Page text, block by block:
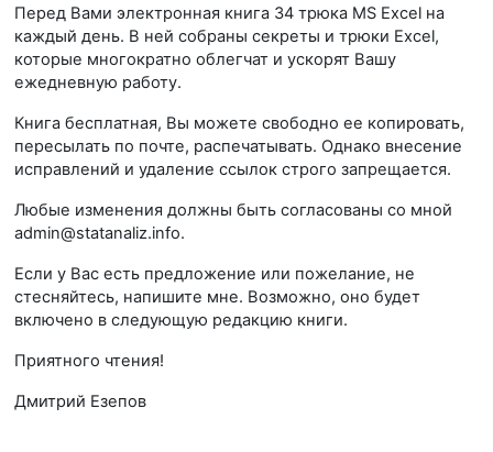
Перед Вами электронная книга 34 трюка MS Excel на
каждый день. В ней собраны секреты и трюки Excel,
которые многократно облегчат и ускорят Вашу
ежедневную работу.
Книга бесплатная, Вы можете свободно ее копировать,
пересылать по почте, распечатывать. Однако внесение
исправлений и удаление ссылок строго запрещается.
Любые изменения должны быть согласованы со мной
admin@statanaliz.info.
Если у Вас есть предложение или пожелание, не
стесняйтесь, напишите мне. Возможно, оно будет
включено в следующую редакцию книги.
Приятного чтения!
Дмитрий Езепов